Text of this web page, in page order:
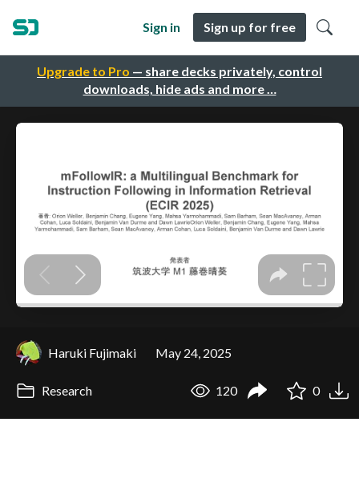
Upgrade to Pro — share decks privately, control
downloads, hide ads and more …
Sign in Sign up for free
Haruki Fujimaki May 24, 2025
Research 120 0